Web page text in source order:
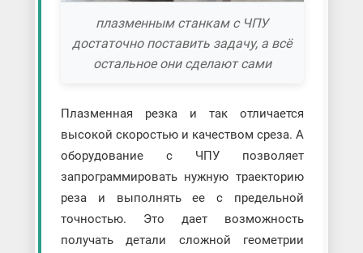
плазменным станкам с ЧПУ
достаточно поставить задачу, а всё
остальное они сделают сами
Плазменная резка и так отличается
высокой скоростью и качеством среза. А
оборудование с ЧПУ позволяет
запрограммировать нужную траекторию
реза и выполнять ее с предельной
точностью. Это дает возможность
получать детали сложной геометрии